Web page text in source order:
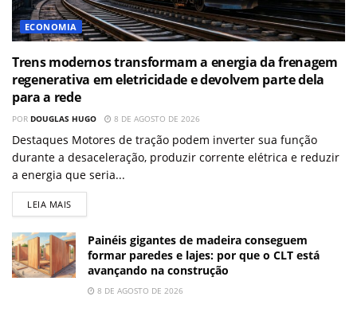
ECONOMIA
Trens modernos transformam a energia da frenagem
regenerativa em eletricidade e devolvem parte dela
para a rede
POR DOUGLAS HUGO 8 DE AGOSTO DE 2026
Destaques Motores de tração podem inverter sua função
durante a desaceleração, produzir corrente elétrica e reduzir
a energia que seria...
LEIA MAIS
Painéis gigantes de madeira conseguem
formar paredes e lajes: por que o CLT está
avançando na construção
8 DE AGOSTO DE 2026